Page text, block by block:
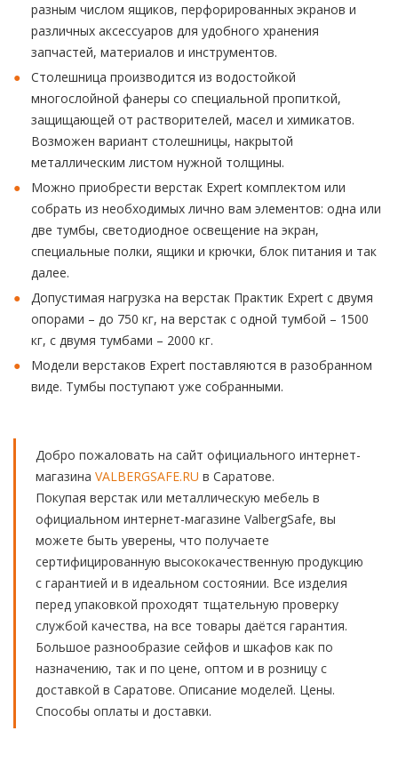
разным числом ящиков, перфорированных экранов и
различных аксессуаров для удобного хранения
запчастей, материалов и инструментов.
Столешница производится из водостойкой
многослойной фанеры со специальной пропиткой,
защищающей от растворителей, масел и химикатов.
Возможен вариант столешницы, накрытой
металлическим листом нужной толщины.
Можно приобрести верстак Expert комплектом или
собрать из необходимых лично вам элементов: одна или
две тумбы, светодиодное освещение на экран,
специальные полки, ящики и крючки, блок питания и так
далее.
Допустимая нагрузка на верстак Практик Expert с двумя
опорами – до 750 кг, на верстак с одной тумбой – 1500
кг, с двумя тумбами – 2000 кг.
Модели верстаков Expert поставляются в разобранном
виде. Тумбы поступают уже собранными.
Добро пожаловать на сайт официального интернет-
магазина VALBERGSAFE.RU в Саратове.
Покупая верстак или металлическую мебель в
официальном интернет-магазине ValbergSafe, вы
можете быть уверены, что получаете
сертифицированную высококачественную продукцию
с гарантией и в идеальном состоянии. Все изделия
перед упаковкой проходят тщательную проверку
службой качества, на все товары даётся гарантия.
Большое разнообразие сейфов и шкафов как по
назначению, так и по цене, оптом и в розницу с
доставкой в Саратове. Описание моделей. Цены.
Способы оплаты и доставки.